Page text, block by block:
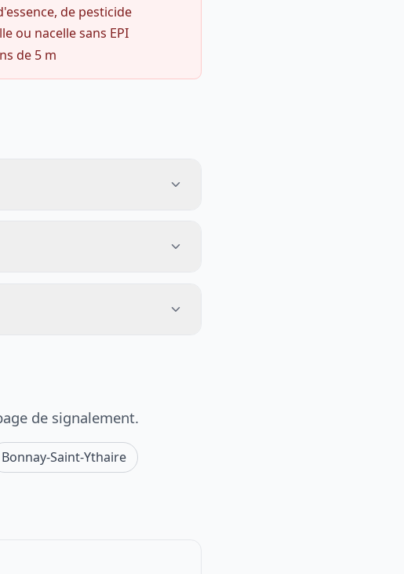
de pesticide
ou nacelle sans EPI
de 5 m
de signalement.
Bonnay-Saint-Ythaire